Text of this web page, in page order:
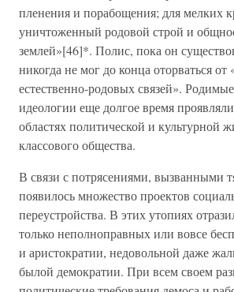
пленения и порабощения; для мелких
уничтоженный родовой строй и
землей»[46]*. Полис, пока он
никогда не мог до конца оторваться
естественно-родовых связей».
идеологии еще долгое время
областях политической и культурной
классового общества.
В связи с потрясениями, вызванными
появилось множество проектов
переустройства. В этих утопиях
только неполноправных или вовсе
и аристократии, недовольной даже
былой демократии. При всем своем